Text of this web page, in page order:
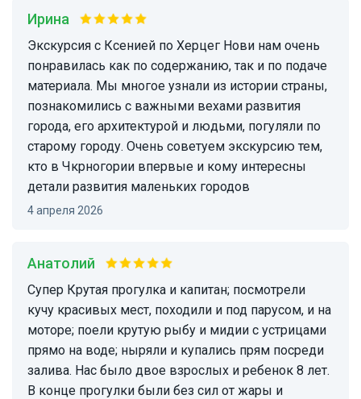
Ирина
Экскурсия с Ксенией по Херцег Нови нам очень
понравилась как по содержанию, так и по подаче
материала. Мы многое узнали из истории страны,
познакомились с важными вехами развития
города, его архитектурой и людьми, погуляли по
старому городу. Очень советуем экскурсию тем,
кто в Чкрногории впервые и кому интересны
детали развития маленьких городов
4 апреля 2026
Анатолий
Супер Крутая прогулка и капитан; посмотрели
кучу красивых мест, походили и под парусом, и на
моторе; поели крутую рыбу и мидии с устрицами
прямо на воде; ныряли и купались прям посреди
залива. Нас было двое взрослых и ребенок 8 лет.
В конце прогулки были без сил от жары и